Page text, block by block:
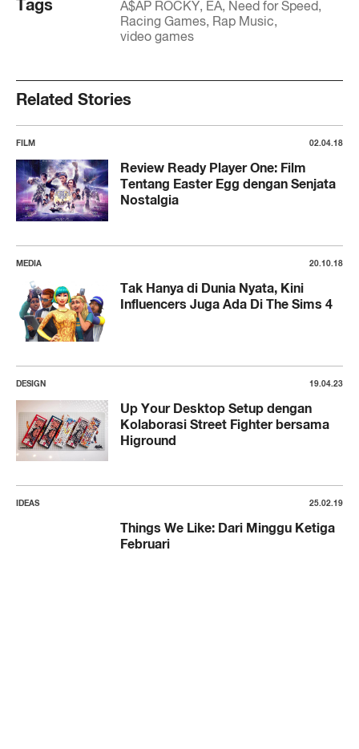
Tags A$AP ROCKY EA Need for Speed
Racing Games Rap Music
video games
Related Stories
FILM 02.04.18
Review Ready Player One: Film
Tentang Easter Egg dengan Senjata
Nostalgia
MEDIA 20.10.18
Tak Hanya di Dunia Nyata, Kini
Influencers Juga Ada Di The Sims 4
DESIGN 19.04.23
Up Your Desktop Setup dengan
Kolaborasi Street Fighter bersama
Higround
IDEAS 25.02.19
Things We Like: Dari Minggu Ketiga
Februari